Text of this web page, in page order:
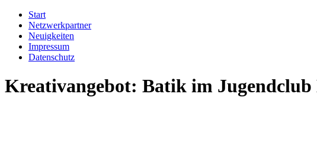
Start
Netzwerkpartner
Neuigkeiten
Impressum
Datenschutz
Kreativangebot: Batik im Jugendclub